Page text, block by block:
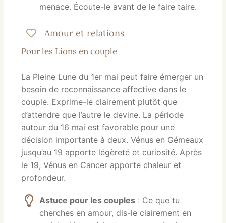
menace. Écoute-le avant de le faire taire.
Amour et relations
Pour les Lions en couple
La Pleine Lune du 1er mai peut faire émerger un
besoin de reconnaissance affective dans le
couple. Exprime-le clairement plutôt que
d’attendre que l’autre le devine. La période
autour du 16 mai est favorable pour une
décision importante à deux. Vénus en Gémeaux
jusqu’au 19 apporte légèreté et curiosité. Après
le 19, Vénus en Cancer apporte chaleur et
profondeur.
Astuce pour les couples : Ce que tu
cherches en amour, dis-le clairement en